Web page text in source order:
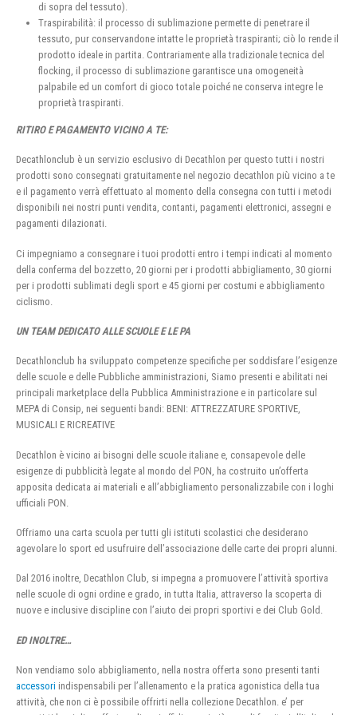
di sopra del tessuto).
Traspirabilità: il processo di sublimazione permette di penetrare il
tessuto, pur conservandone intatte le proprietà traspiranti; ciò lo rende il
prodotto ideale in partita. Contrariamente alla tradizionale tecnica del
flocking, il processo di sublimazione garantisce una omogeneità
palpabile ed un comfort di gioco totale poiché ne conserva integre le
proprietà traspiranti.
RITIRO E PAGAMENTO VICINO A TE:
Decathlonclub è un servizio esclusivo di Decathlon per questo tutti i nostri
prodotti sono consegnati gratuitamente nel negozio decathlon più vicino a te
e il pagamento verrà effettuato al momento della consegna con tutti i metodi
disponibili nei nostri punti vendita, contanti, pagamenti elettronici, assegni e
pagamenti dilazionati.
Ci impegniamo a consegnare i tuoi prodotti entro i tempi indicati al momento
della conferma del bozzetto, 20 giorni per i prodotti abbigliamento, 30 giorni
per i prodotti sublimati degli sport e 45 giorni per costumi e abbigliamento
ciclismo.
UN TEAM DEDICATO ALLE SCUOLE E LE PA
Decathlonclub ha sviluppato competenze specifiche per soddisfare l’esigenze
delle scuole e delle Pubbliche amministrazioni, Siamo presenti e abilitati nei
principali marketplace della Pubblica Amministrazione e in particolare sul
MEPA di Consip, nei seguenti bandi: BENI: ATTREZZATURE SPORTIVE,
MUSICALI E RICREATIVE
Decathlon è vicino ai bisogni delle scuole italiane e, consapevole delle
esigenze di pubblicità legate al mondo del PON, ha costruito un’offerta
apposita dedicata ai materiali e all’abbigliamento personalizzabile con i loghi
ufficiali PON.
Offriamo una carta scuola per tutti gli istituti scolastici che desiderano
agevolare lo sport ed usufruire dell’associazione delle carte dei propri alunni.
Dal 2016 inoltre, Decathlon Club, si impegna a promuovere l’attività sportiva
nelle scuole di ogni ordine e grado, in tutta Italia, attraverso la scoperta di
nuove e inclusive discipline con l’aiuto dei propri sportivi e dei Club Gold.
ED INOLTRE…
Non vendiamo solo abbigliamento, nella nostra offerta sono presenti tanti
accessori indispensabili per l’allenamento e la pratica agonistica della tua
attività, che non ci è possibile offrirti nella collezione Decathlon. e’ per